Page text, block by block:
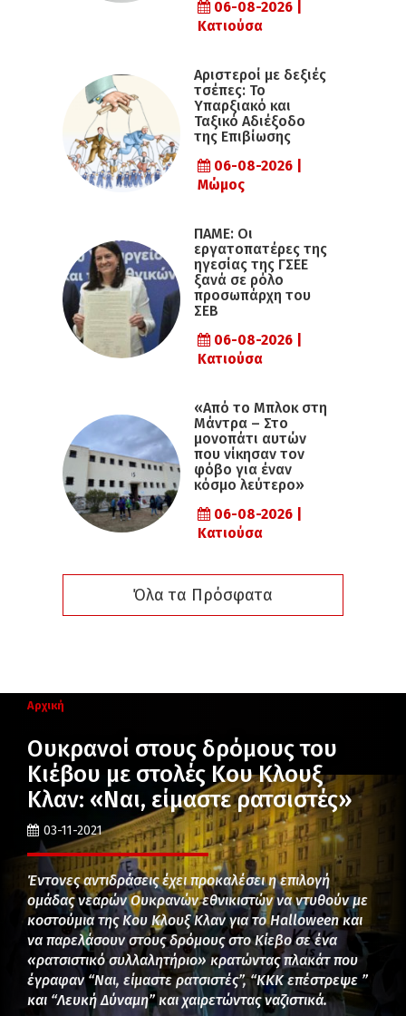
06-08-2026 |
Κατιούσα
Αριστεροί με δεξιές
τσέπες: Το
Υπαρξιακό και
Ταξικό Αδιέξοδο
της Επιβίωσης
06-08-2026 |
Μώμος
ΠΑΜΕ: Οι
εργατοπατέρες της
ηγεσίας της ΓΣΕΕ
ξανά σε ρόλο
προσωπάρχη του
ΣΕΒ
06-08-2026 |
Κατιούσα
«Από το Μπλοκ στη
Μάντρα – Στο
μονοπάτι αυτών
που νίκησαν τον
φόβο για έναν
κόσμο λεύτερο»
06-08-2026 |
Κατιούσα
Όλα τα Πρόσφατα
Αρχική
Ουκρανοί στους δρόμους του
Κιέβου με στολές Κου Κλουξ
Κλαν: «Ναι, είμαστε ρατσιστές»
03-11-2021
Έντονες αντιδράσεις έχει προκαλέσει η επιλογή
ομάδας νεαρών Ουκρανών εθνικιστών να ντυθούν με
κοστούμια της Κου Κλουξ Κλαν για το Halloween και
να παρελάσουν στους δρόμους στο Κίεβο σε ένα
«ρατσιστικό συλλαλητήριο» κρατώντας πλακάτ που
έγραφαν “Ναι, είμαστε ρατσιστές”, “KKK επέστρεψε ”
και “Λευκή Δύναμη” και χαιρετώντας ναζιστικά.